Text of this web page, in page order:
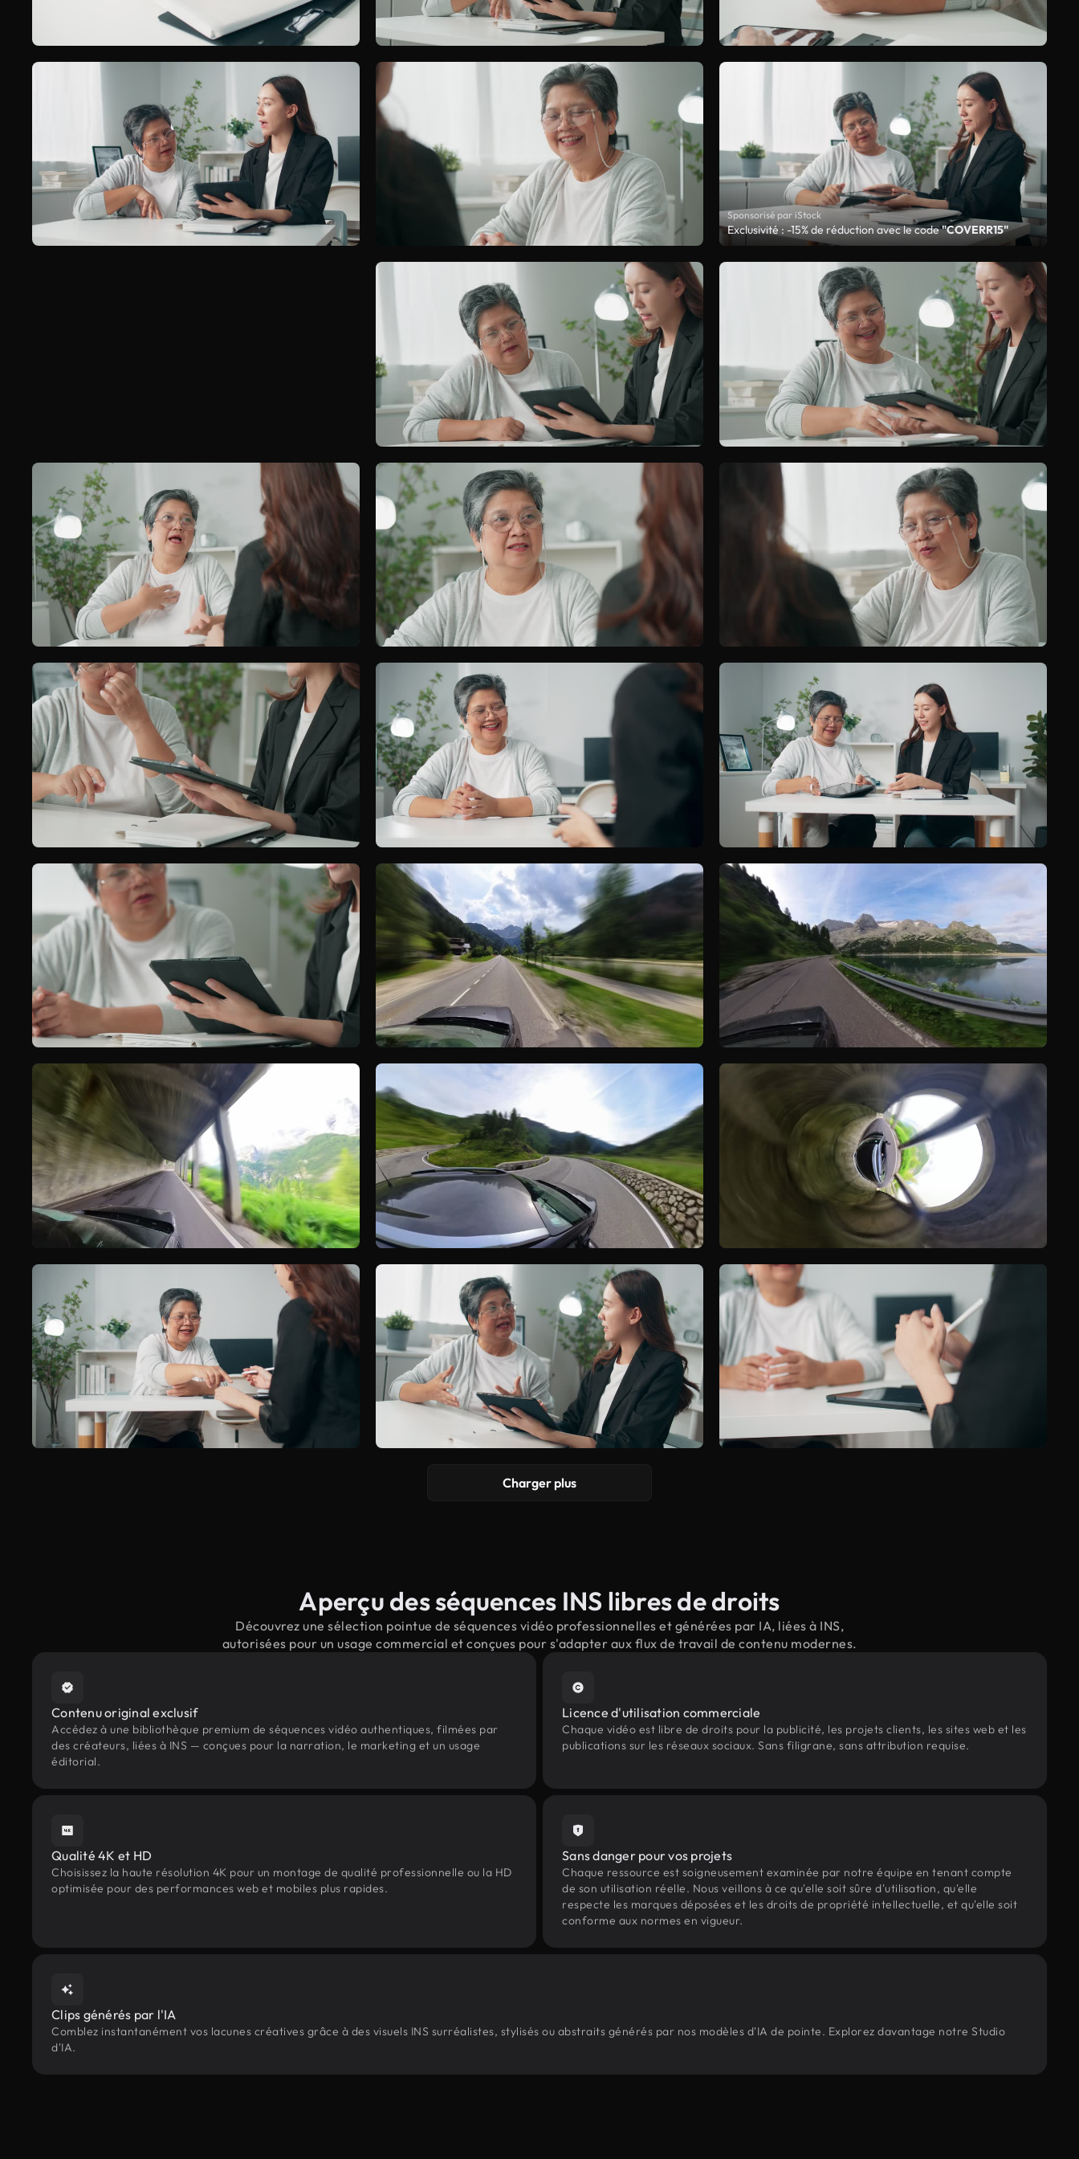
Sponsorisé par iStock
Exclusivité : -15% de réduction avec le code"COVERR15"
Charger plus
Aperçu des séquences INS libres de droits
Découvrez une sélection pointue de séquences vidéo professionnelles et générées par IA, liées à INS,
autorisées pour un usage commercial et conçues pour s'adapter aux flux de travail de contenu modernes.
Contenu original exclusif
Accédez à une bibliothèque premium de séquences vidéo authentiques, filmées par
des créateurs, liées à INS — conçues pour la narration, le marketing et un usage
éditorial.
Licence d'utilisation commerciale
Chaque vidéo est libre de droits pour la publicité, les projets clients, les sites web et les
publications sur les réseaux sociaux. Sans filigrane, sans attribution requise.
Qualité 4K et HD
Choisissez la haute résolution 4K pour un montage de qualité professionnelle ou la HD
optimisée pour des performances web et mobiles plus rapides.
Sans danger pour vos projets
Chaque ressource est soigneusement examinée par notre équipe en tenant compte
de son utilisation réelle. Nous veillons à ce qu'elle soit sûre d'utilisation, qu'elle
respecte les marques déposées et les droits de propriété intellectuelle, et qu'elle soit
conforme aux normes en vigueur.
Clips générés par l'IA
Comblez instantanément vos lacunes créatives grâce à des visuels INS surréalistes, stylisés ou abstraits générés par nos modèles d'IA de pointe. Explorez davantage notre Studio
d'IA.